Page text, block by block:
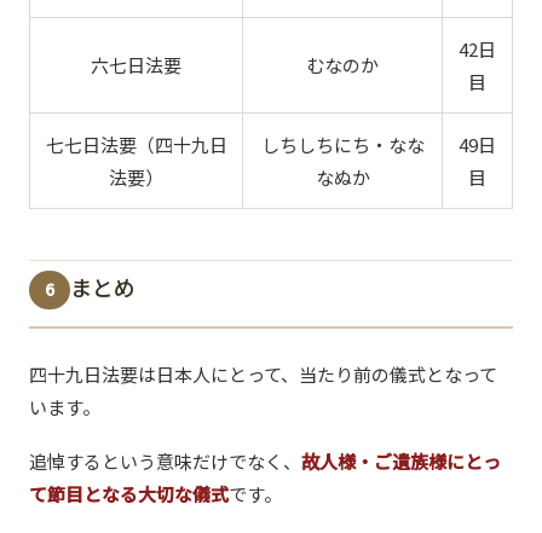
六七日法要 むなのか
42日
目
七七日法要（四十九日
法要）
しちしちにち・なな
なぬか
49日
目
6 まとめ
四十九日法要は日本人にとって、当たり前の儀式となって
います。
追悼するという意味だけでなく、 故人様・ご遺族様にとっ
て節目となる大切な儀式です。